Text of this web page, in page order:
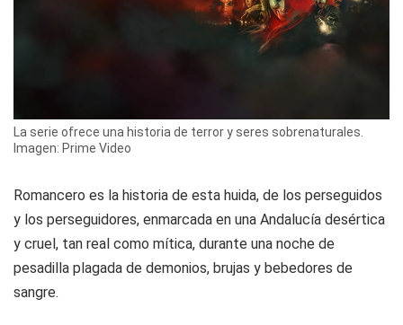
La serie ofrece una historia de terror y seres sobrenaturales.
Imagen: Prime Video
Romancero es la historia de esta huida, de los perseguidos
y los perseguidores, enmarcada en una Andalucía desértica
y cruel, tan real como mítica, durante una noche de
pesadilla plagada de demonios, brujas y bebedores de
sangre.